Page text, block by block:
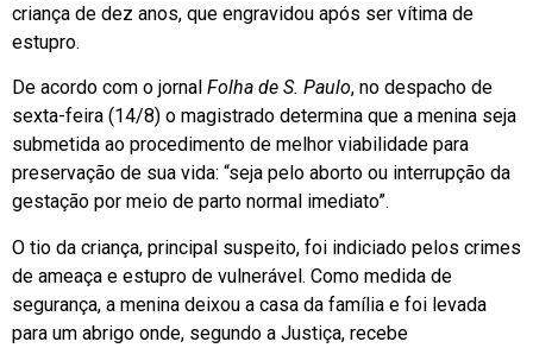
criança de dez anos, que engravidou após ser vítima de
estupro.
De acordo com o jornal Folha de S. Paulo, no despacho de
sexta-feira (14/8) o magistrado determina que a menina seja
submetida ao procedimento de melhor viabilidade para
preservação de sua vida: “seja pelo aborto ou interrupção da
gestação por meio de parto normal imediato”.
O tio da criança, principal suspeito, foi indiciado pelos crimes
de ameaça e estupro de vulnerável. Como medida de
segurança, a menina deixou a casa da família e foi levada
para um abrigo onde, segundo a Justiça, recebe